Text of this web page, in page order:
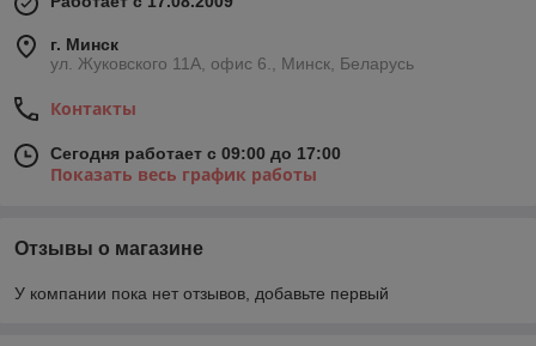
г. Минск
ул. Жуковского 11А, офис 6., Минск, Беларусь
Контакты
Сегодня работает с 09:00 до 17:00
Показать весь график работы
Отзывы о магазине
У компании пока нет отзывов, добавьте первый